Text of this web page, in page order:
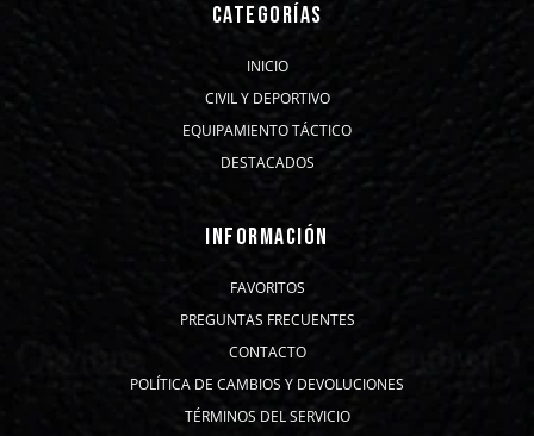
CATEGORÍAS
INICIO
CIVIL Y DEPORTIVO
EQUIPAMIENTO TÁCTICO
DESTACADOS
INFORMACIÓN
FAVORITOS
PREGUNTAS FRECUENTES
CONTACTO
POLÍTICA DE CAMBIOS Y DEVOLUCIONES
TÉRMINOS DEL SERVICIO